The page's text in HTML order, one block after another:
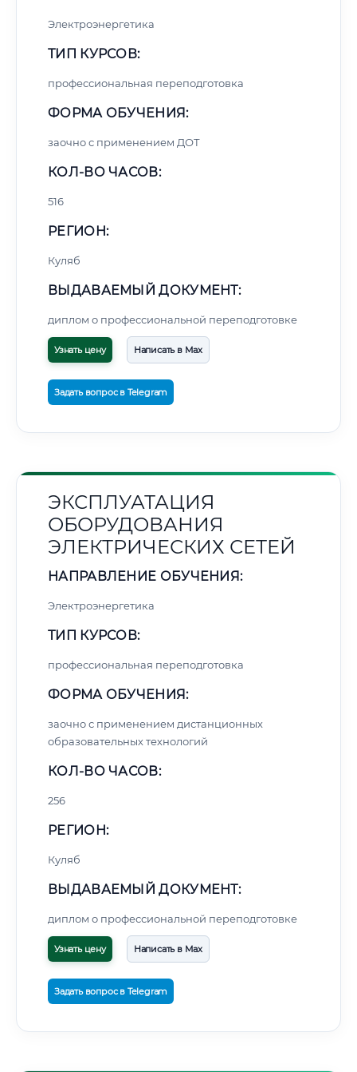
Электроэнергетика
ТИП КУРСОВ:
профессиональная переподготовка
ФОРМА ОБУЧЕНИЯ:
заочно с применением ДОТ
КОЛ-ВО ЧАСОВ:
516
РЕГИОН:
Куляб
ВЫДАВАЕМЫЙ ДОКУМЕНТ:
диплом о профессиональной переподготовке
Узнать цену Написать в Max
Задать вопрос в Telegram
ЭКСПЛУАТАЦИЯ
ОБОРУДОВАНИЯ
ЭЛЕКТРИЧЕСКИХ СЕТЕЙ
НАПРАВЛЕНИЕ ОБУЧЕНИЯ:
Электроэнергетика
ТИП КУРСОВ:
профессиональная переподготовка
ФОРМА ОБУЧЕНИЯ:
заочно с применением дистанционных
образовательных технологий
КОЛ-ВО ЧАСОВ:
256
РЕГИОН:
Куляб
ВЫДАВАЕМЫЙ ДОКУМЕНТ:
диплом о профессиональной переподготовке
Узнать цену Написать в Max
Задать вопрос в Telegram